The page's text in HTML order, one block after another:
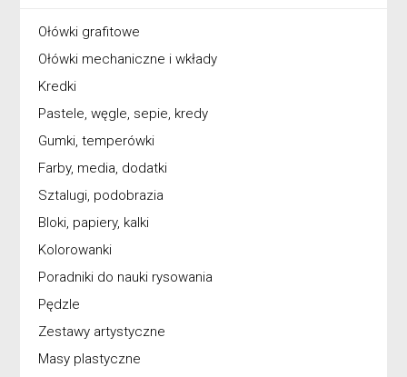
Ołówki grafitowe
Ołówki mechaniczne i wkłady
Kredki
Pastele, węgle, sepie, kredy
Gumki, temperówki
Farby, media, dodatki
Sztalugi, podobrazia
Bloki, papiery, kalki
Kolorowanki
Poradniki do nauki rysowania
Pędzle
Zestawy artystyczne
Masy plastyczne